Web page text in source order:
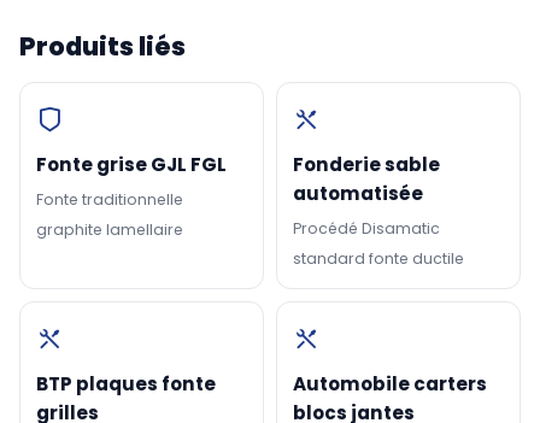
Produits liés
Fonte grise GJL FGL
Fonte traditionnelle
graphite lamellaire
Fonderie sable
automatisée
Procédé Disamatic
standard fonte ductile
BTP plaques fonte
grilles
Automobile carters
blocs jantes